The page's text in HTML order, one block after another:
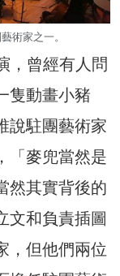
術家之一。
，曾經有人問
隻動畫小豬
說駐團藝術家
「麥兜當然是
然其實背後的
文和負責插圖
，但他們兩位